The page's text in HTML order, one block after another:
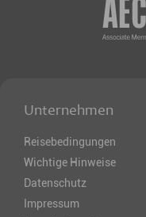
Unternehmen
Reisebedingungen
Wichtige Hinweise
Datenschutz
Impressum